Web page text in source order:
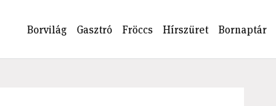
Borvilág Gasztró Fröccs Hírszüret Bornaptár